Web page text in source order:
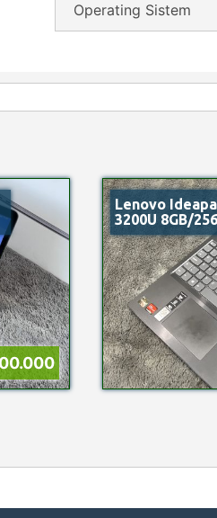
Operating Sistem
Lenovo
3200U 8GB/